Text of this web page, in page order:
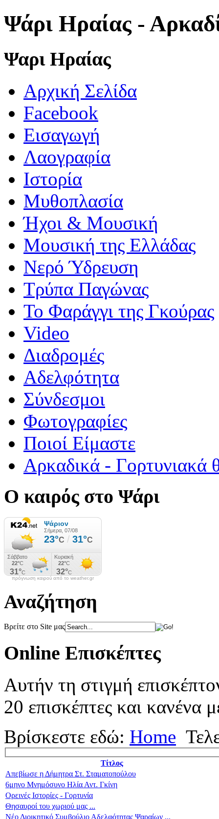
Ψάρι Ηραίας -
Ψαρι Ηραίας
Αρχική Σελίδα
Facebook
Εισαγωγή
Λαογραφία
Ιστορία
Μυθοπλασία
Ήχοι & Μουσική
Μουσική της Ελλάδας
Νερό Ύδρευση
Τρύπα Παγώνας
Το Φαράγγι της Γκούρας
Video
Διαδρομές
Αδελφότητα
Σύνδεσμοι
Φωτογραφίες
Ποιοί Είμαστε
Αρκαδικά - Γορτυνιακά
Ο καιρός στο Ψάρι
πρόγνωση καιρού από το weather.gr
Αναζήτηση
Βρείτε στο Site μας
Online Επισκέπτες
Αυτήν τη στιγμή
20 επισκέπτες και κανένα
Βρίσκεστε εδώ: Home
Τίτλος
Απεβίωσε η Δήμητρα Στ. Σταματοπούλου
6μηνο Μνημόσυνο Ηλία Αντ. Γκίνη
Ορεινές Ιστορίες - Γορτυνία
Θησαυροί του χωριού μας ...
Νέο Διοικητικό Συμβούλιο Αδελφότητας Ψαραίων ...